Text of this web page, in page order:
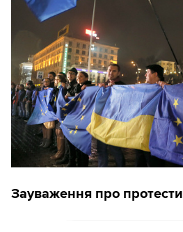
Зауваження про протести